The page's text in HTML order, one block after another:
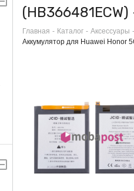
(HB366481ECW)
Главная - Каталог - Аксессуары -
Аккумулятор для Huawei Honor